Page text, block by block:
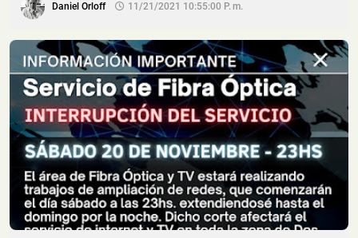
Daniel Orloff 11/21/2021 10:55:00 P. M.